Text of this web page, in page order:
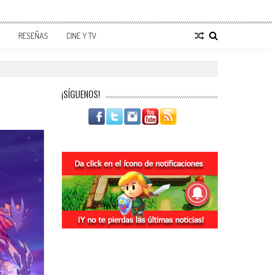
RESEÑAS CINE Y TV
¡SÍGUENOS!